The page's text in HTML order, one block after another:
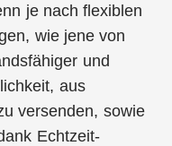
je nach flexiblen
wie jene von
und
aus
versenden, sowie
Echtzeit-